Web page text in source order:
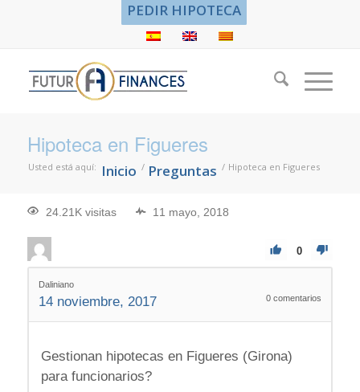
PEDIR HIPOTECA
Hipoteca en Figueres
Usted está aquí: Inicio / Preguntas / Hipoteca en Figueres
24.21K visitas 11 mayo, 2018
0
Daliniano
14 noviembre, 2017 0 comentarios
Gestionan hipotecas en Figueres (Girona)
para funcionarios?